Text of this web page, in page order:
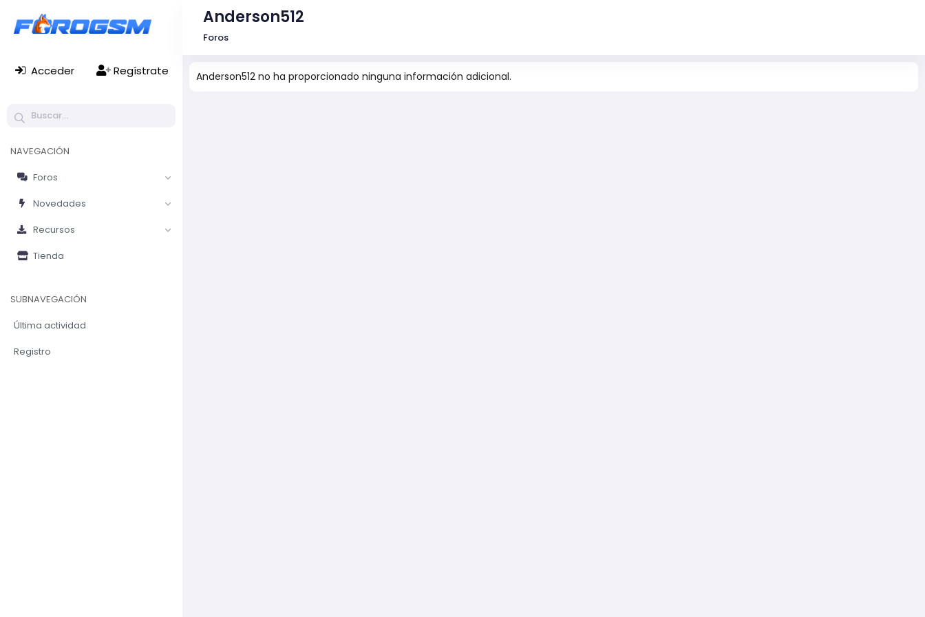
Acceder Regístrate
NAVEGACIÓN
Foros
Novedades
Recursos
Tienda
SUBNAVEGACIÓN
Última actividad
Registro
Anderson512
Foros
Anderson512 no ha proporcionado ninguna información adicional.